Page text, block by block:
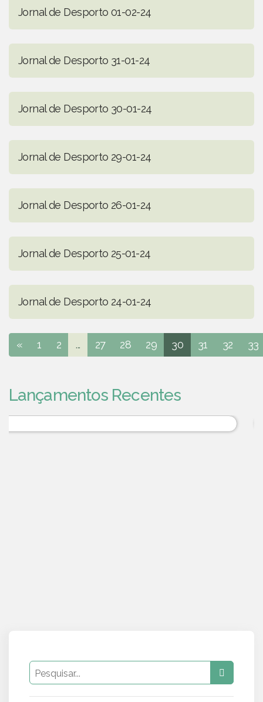
Jornal de Desporto 01-02-24
Jornal de Desporto 31-01-24
Jornal de Desporto 30-01-24
Jornal de Desporto 29-01-24
Jornal de Desporto 26-01-24
Jornal de Desporto 25-01-24
Jornal de Desporto 24-01-24
« 1 2 ... 27 28 29 30 31 32 33
Lançamentos Recentes